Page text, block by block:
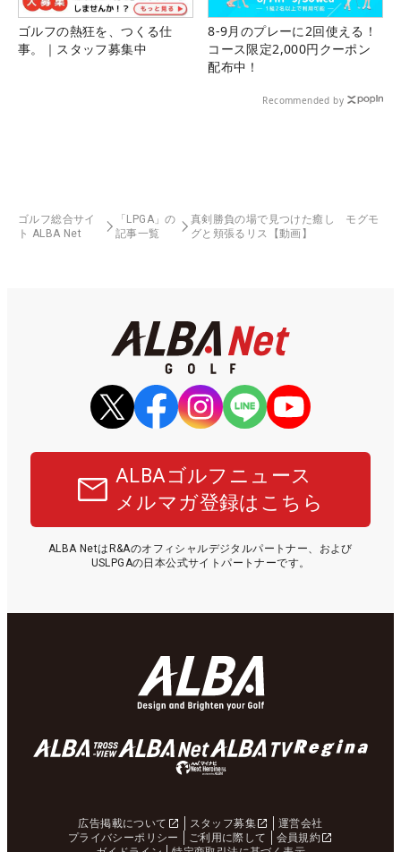
ゴルフの熱狂を、つくる仕
事。｜スタッフ募集中
8-9月のプレーに2回使える！
コース限定2,000円クーポン
配布中！
Recommended by
ゴルフ総合サイ
ト ALBA Net
「LPGA」の
記事一覧
真剣勝負の場で見つけた癒し モグモ
グと頬張るリス【動画】
ALBAゴルフニュース
メルマガ登録はこちら
ALBA NetはR&Aのオフィシャルデジタルパートナー、および
USLPGAの日本公式サイトパートナーです。
広告掲載について スタッフ募集
運営会社
プライバシーポリシー
ご利用に際して
会員規約